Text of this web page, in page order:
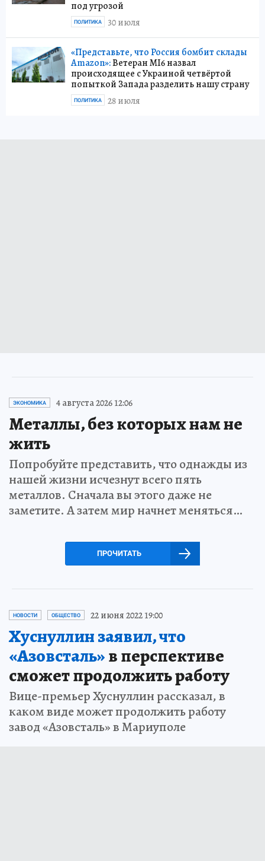
под угрозой
30 июля
ПОЛИТИКА
«Представьте, что Россия бомбит склады
Amazon»:Ветеран MI6 назвал
происходящее с Украиной четвёртой
попыткой Запада разделить нашу страну
28 июля
ПОЛИТИКА
ЭКОНОМИКА 4 августа 2026 12:06
Металлы, без которых нам не
жить
Попробуйте представить, что однажды из
нашей жизни исчезнут всего пять
металлов. Сначала вы этого даже не
заметите. А затем мир начнет меняться…
ПРОЧИТАТЬ
НОВОСТИ ОБЩЕСТВО 22 июня 2022 19:00
Хуснуллин заявил, что
«Азовсталь»в перспективе
сможет продолжить работу
Вице-премьер Хуснуллин рассказал, в
каком виде может продолжить работу
завод «Азовсталь» в Мариуполе